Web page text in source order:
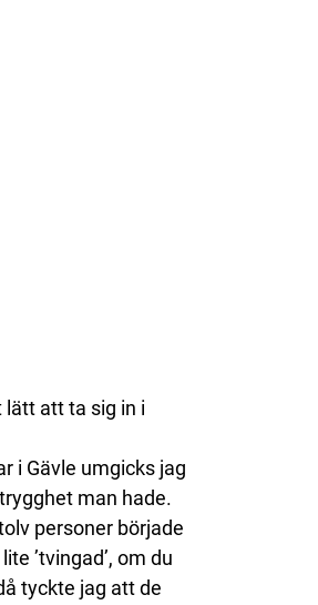
lätt att ta sig in i
i Gävle umgicks jag
man hade.
personer började
’tvingad’, om du
tyckte jag att de